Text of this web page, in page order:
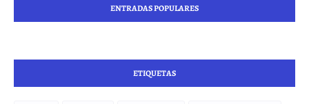
ENTRADAS POPULARES
ETIQUETAS